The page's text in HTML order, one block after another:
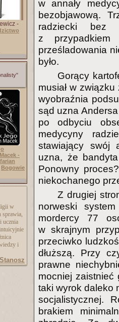
-
-
Bogowie
w
sprawia,
ucznia
i
w annały
bezobjawową.
radziecki bez
z
prześladowania
było.
Gorący
musiał w
wyobraźnia
sąd uzna
po odbyciu
medycyny
stawiający swój
uzna, że
Ponowny
niekochanego
Z drugiej
norweski
mordercy 77
w skrajnym
przeciwko
dłuższą. Przy
prawne
mocniej zaistnieć
taki wyrok daleko
socjalistycznej.
brakiem